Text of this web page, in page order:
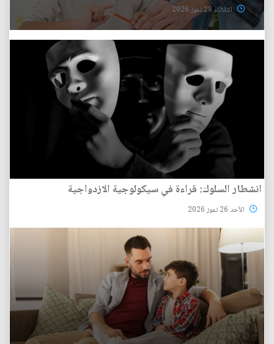
الثلاثاء 28 تموز 2026
انشطار السلوك: قراءة في سيكولوجية الازدواجية
الأحد 26 تموز 2026